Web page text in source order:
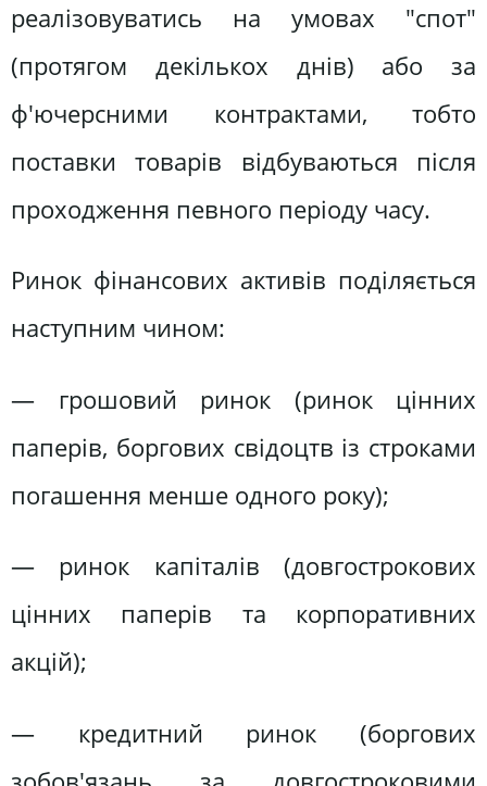
реалізовуватись на умовах "спот"
(протягом декількох днів) або за
ф'ючерсними контрактами, тобто
поставки товарів відбуваються після
проходження певного періоду часу.
Ринок фінансових активів поділяється
наступним чином:
— грошовий ринок (ринок цінних
паперів, боргових свідоцтв із строками
погашення менше одного року);
— ринок капіталів (довгострокових
цінних паперів та корпоративних
акцій);
— кредитний ринок (боргових